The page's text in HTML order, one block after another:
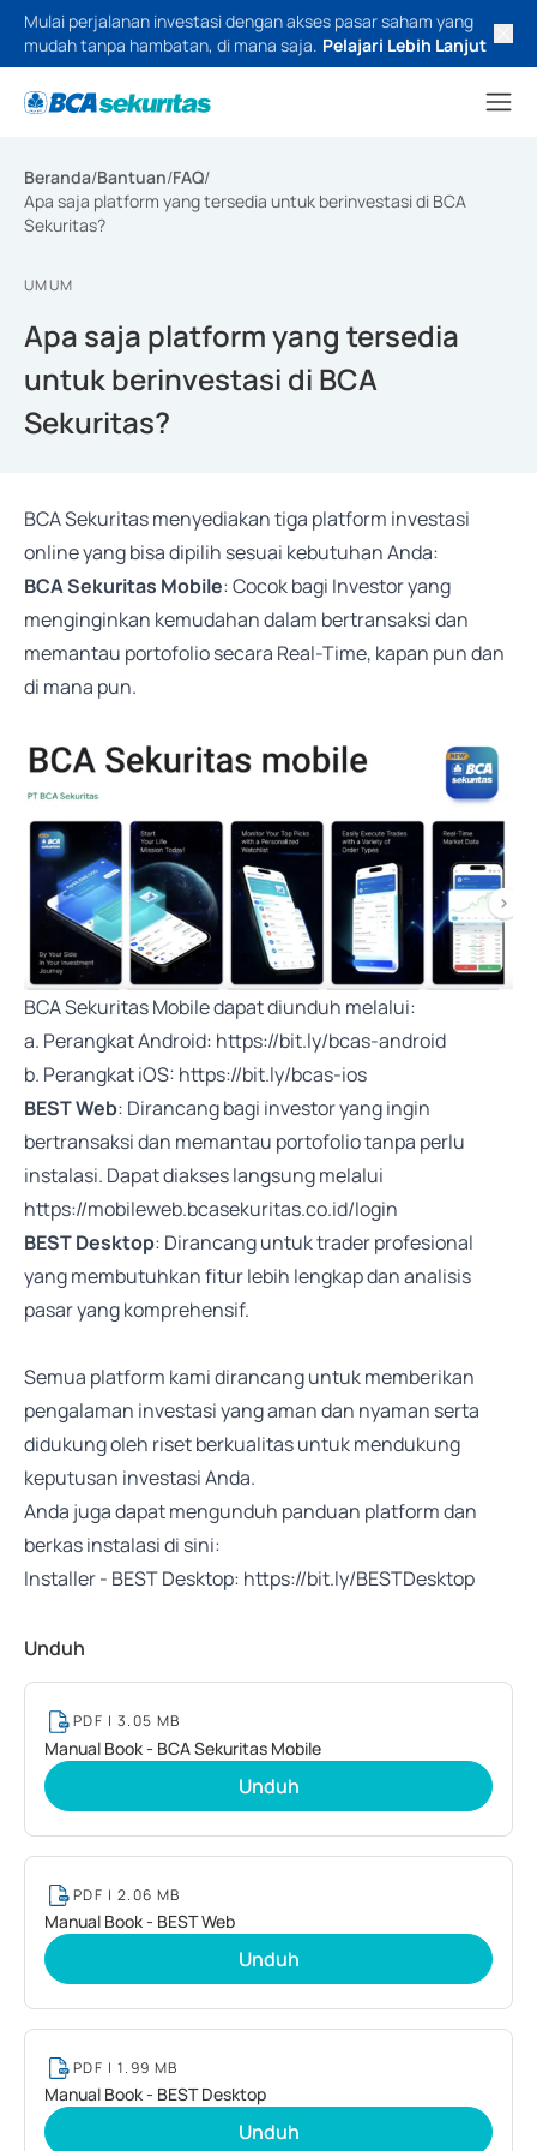
Mulai perjalanan investasi dengan akses pasar saham yang
mudah tanpa hambatan, di mana saja. Pelajari Lebih Lanjut
Beranda/Bantuan/FAQ/
Apa saja platform yang tersedia untuk berinvestasi di BCA
Sekuritas?
UMUM
Apa saja platform yang tersedia
untuk berinvestasi di BCA
Sekuritas?
BCA Sekuritas menyediakan tiga platform investasi
online yang bisa dipilih sesuai kebutuhan Anda:
BCA Sekuritas Mobile: Cocok bagi Investor yang
menginginkan kemudahan dalam bertransaksi dan
memantau portofolio secara Real-Time, kapan pun dan
di mana pun.
BCA Sekuritas Mobile dapat diunduh melalui:
a. Perangkat Android: https://bit.ly/bcas-android
b. Perangkat iOS: https://bit.ly/bcas-ios
BEST Web: Dirancang bagi investor yang ingin
bertransaksi dan memantau portofolio tanpa perlu
instalasi. Dapat diakses langsung melalui
https://mobileweb.bcasekuritas.co.id/login
BEST Desktop: Dirancang untuk trader profesional
yang membutuhkan fitur lebih lengkap dan analisis
pasar yang komprehensif.
Semua platform kami dirancang untuk memberikan
pengalaman investasi yang aman dan nyaman serta
didukung oleh riset berkualitas untuk mendukung
keputusan investasi Anda.
Anda juga dapat mengunduh panduan platform dan
berkas instalasi di sini:
Installer - BEST Desktop: https://bit.ly/BESTDesktop
Unduh
PDF | 3.05 MB
Manual Book - BCA Sekuritas Mobile
Unduh
PDF | 2.06 MB
Manual Book - BEST Web
Unduh
PDF | 1.99 MB
Manual Book - BEST Desktop
Unduh